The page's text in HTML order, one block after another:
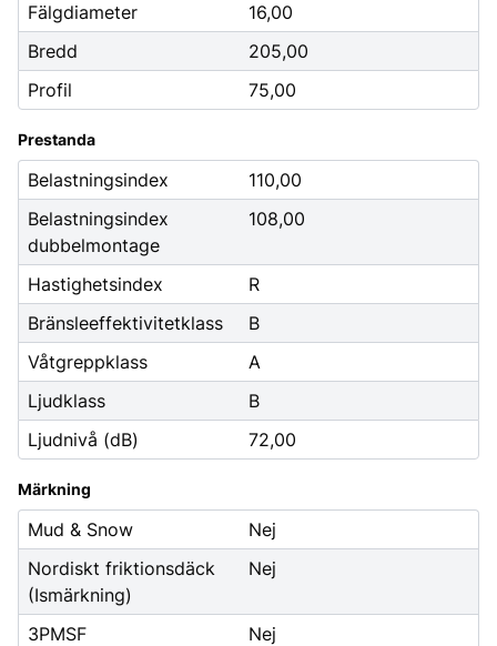
Fälgdiameter
16,00
Bredd
205,00
Profil
75,00
Prestanda
Belastningsindex
110,00
Belastningsindex
dubbelmontage
108,00
Hastighetsindex
R
Bränsleeffektivitetklass
B
Våtgreppklass
A
Ljudklass
B
Ljudnivå (dB)
72,00
Märkning
Mud & Snow
Nej
Nordiskt friktionsdäck
(Ismärkning)
Nej
3PMSF
Nej